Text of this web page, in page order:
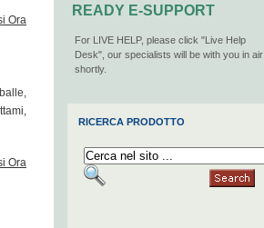
Ora
Ora
READY E-SUPPORT
For LIVE HELP, please click "Live Help
Desk", our specialists will be with you in air
shortly.
RICERCA PRODOTTO